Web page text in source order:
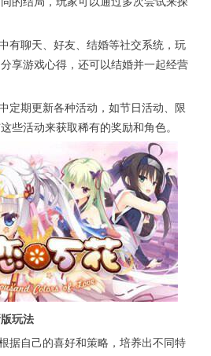
有聊天、好友、结婚等社交系统，玩
享游戏心得，还可以结婚并一起经营
定期更新各种活动，如节日活动、限
些活动来获取稀有的奖励和角色。
玩法
据自己的喜好和策略，培养出不同特